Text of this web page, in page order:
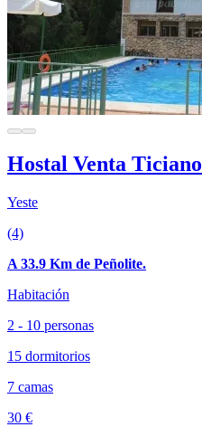
Hostal Venta Ticiano
Yeste
(4)
A 33.9 Km de Peñolite.
Habitación
2 - 10 personas
15 dormitorios
7 camas
30 €